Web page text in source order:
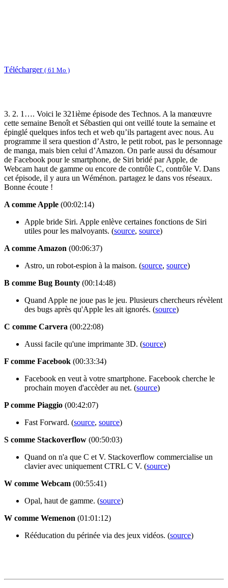
Télécharger ( 61 Mo )
3. 2. 1…. Voici le 321ième épisode des Technos. A la manœuvre
cette semaine Benoît et Sébastien qui ont veillé toute la semaine et
épinglé quelques infos tech et web qu’ils partagent avec nous. Au
programme il sera question d’Astro, le petit robot, pas le personnage
de manga, mais bien celui d’Amazon. On parle aussi du désamour
de Facebook pour le smartphone, de Siri bridé par Apple, de
Webcam haut de gamme ou encore de contrôle C, contrôle V. Dans
cet épisode, il y aura un Wéménon. partagez le dans vos réseaux.
Bonne écoute !
A comme Apple (00:02:14)
Apple bride Siri. Apple enlève certaines fonctions de Siri
utiles pour les malvoyants. (source, source)
A comme Amazon (00:06:37)
Astro, un robot-espion à la maison. (source, source)
B comme Bug Bounty (00:14:48)
Quand Apple ne joue pas le jeu. Plusieurs chercheurs révèlent
des bugs après qu'Apple les ait ignorés. (source)
C comme Carvera (00:22:08)
Aussi facile qu'une imprimante 3D. (source)
F comme Facebook (00:33:34)
Facebook en veut à votre smartphone. Facebook cherche le
prochain moyen d'accèder au net. (source)
P comme Piaggio (00:42:07)
Fast Forward. (source, source)
S comme Stackoverflow (00:50:03)
Quand on n'a que C et V. Stackoverflow commercialise un
clavier avec uniquement CTRL C V. (source)
W comme Webcam (00:55:41)
Opal, haut de gamme. (source)
W comme Wemenon (01:01:12)
Rééducation du périnée via des jeux vidéos. (source)